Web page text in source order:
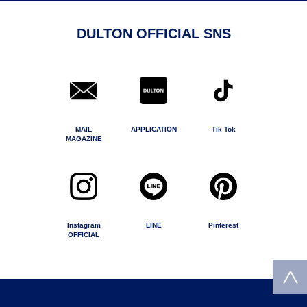
DULTON OFFICIAL SNS
MAIL
MAGAZINE
APPLICATION Tik Tok
Instagram
OFFICIAL
LINE Pinterest